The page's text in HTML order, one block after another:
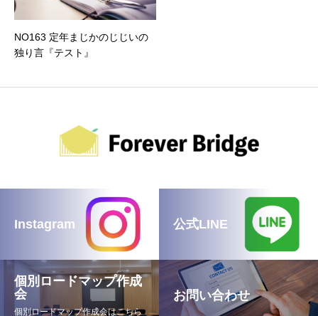
NO163 定年まじかのじじいの
独り言『テスト』
Instagram 公式LINE
個別ロードマップ作成
会
個別ロードマップ作成会はこちら
お問い合わせ